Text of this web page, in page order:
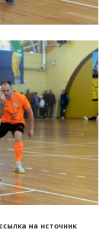
на источник